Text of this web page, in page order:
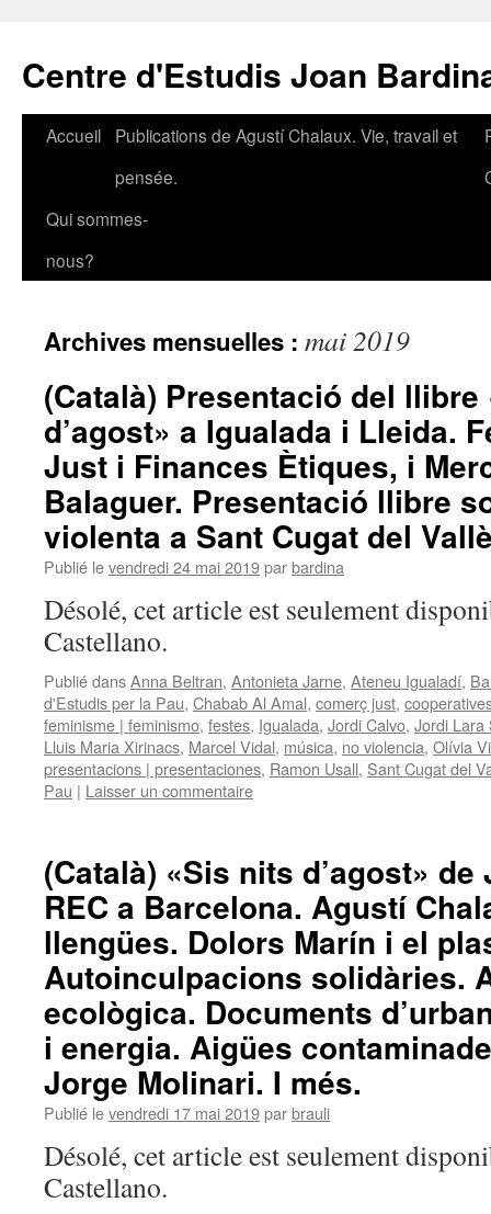
contenu
Centre d'Estudis Joan
Accueil
Publications de Agustí Chalaux. Vie, travail et
pensée.
Qui sommes-
nous?
Archives mensuelles : mai 2019
(Català) Presentació del
d’agost» a Igualada i Lleida.
Just i Finances Ètiques, i
Balaguer. Presentació llibre
violenta a Sant Cugat del
Publié levendredi 24 mai 2019parbardina
Désolé, cet article est seulement
Castellano.
Publié dansAnna Beltran, Antonieta Jarne, Ateneu Igualadí,
d'Estudis per la Pau, Chabab Al Amal, comerç just,
feminisme | feminismo, festes, Igualada, Jordi Calvo, Jordi Lara
Lluis Maria Xirinacs, Marcel Vidal, música, no violencia, Olívia
presentacions | presentaciones, Ramon Usall, Sant Cugat del
Pau | Laisser un commentaire
(Català) «Sis nits d’agost»
REC a Barcelona. Agustí
llengües. Dolors Marín i el
Autoinculpacions solidàries.
ecològica. Documents
i energia. Aigües
Jorge Molinari. I més.
Publié levendredi 17 mai 2019parbrauli
Désolé, cet article est seulement
Castellano.